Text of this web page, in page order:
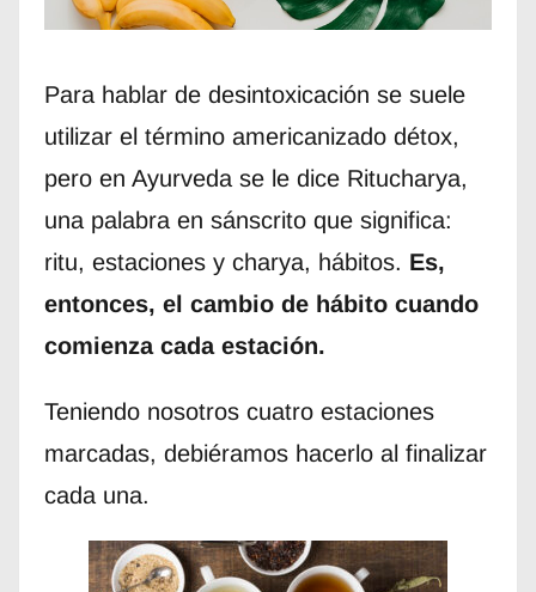
Para hablar de desintoxicación se suele
utilizar el término americanizado détox,
pero en Ayurveda se le dice Ritucharya,
una palabra en sánscrito que significa:
ritu, estaciones y charya, hábitos. Es,
entonces, el cambio de hábito cuando
comienza cada estación.
Teniendo nosotros cuatro estaciones
marcadas, debiéramos hacerlo al finalizar
cada una.